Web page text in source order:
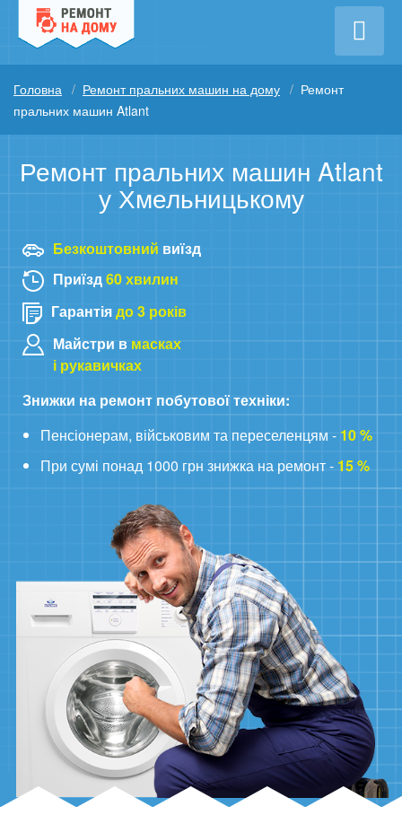
Головна Ремонт пральних машин на дому
Ремонт
пральних машин Atlant
Ремонт пральних машин Atlant
у Хмельницькому
Безкоштовний виїзд
Приїзд60 хвилин
Гарантіядо 3 років
Майстри в масках
і рукавичках
Знижки на ремонт побутової техніки:
Пенсіонерам, військовим та переселенцям - 10 %
При сумі понад 1000 грн знижка на ремонт - 15 %